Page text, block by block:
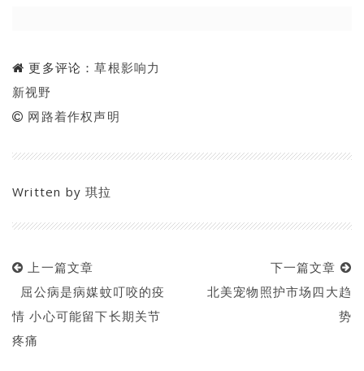
更多评论：草根影响力
新视野
网路着作权声明
Written by琪拉
上一篇文章
屈公病是病媒蚊叮咬的疫
情 小心可能留下长期关节
疼痛
下一篇文章
北美宠物照护市场四大趋
势